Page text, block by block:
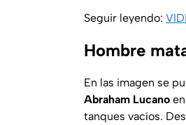
Seguir leyendo:
Hombre
En las imagen se
Abraham Lucano
tanques vacíos.